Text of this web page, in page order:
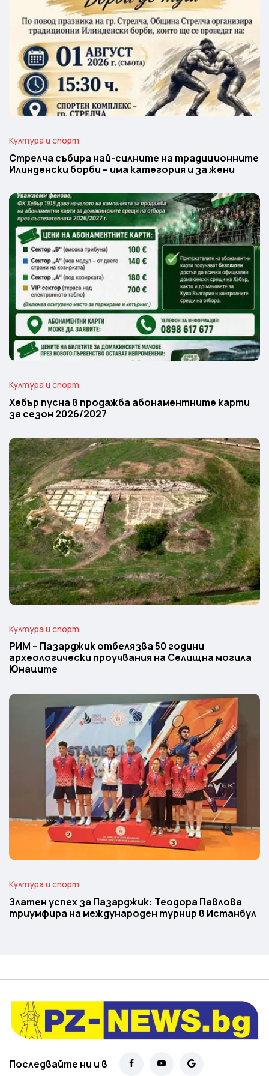
Култура и спорт
Стрелча събира най-силните на традиционните
Илинденски борби – има категория и за жени
Култура и спорт
Хебър пусна в продажба абонаментните карти
за сезон 2026/2027
Култура и спорт
РИМ – Пазарджик отбелязва 50 години
археологически проучвания на Селищна могила
Юнаците
Култура и спорт
Златен успех за Пазарджик: Теодора Павлова
триумфира на международен турнир в Истанбул
Последвайте ни и в